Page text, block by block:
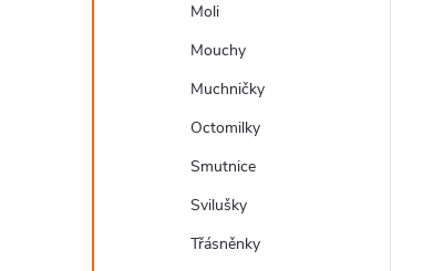
Moli
Mouchy
Muchničky
Octomilky
Smutnice
Svilušky
Třásněnky